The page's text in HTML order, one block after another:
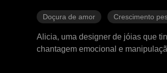
Doçura de amor Crescimento
Alicia, uma designer de jóias que
chantagem emocional e